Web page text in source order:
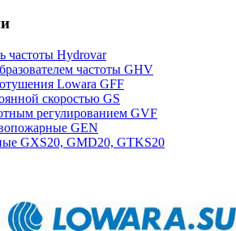
частоты Hydrovar
частоты GHV
Lowara GFF
скоростью GS
регулированием GVF
GEN
GXS20, GMD20, GTKS20